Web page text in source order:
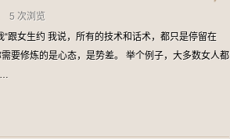
5 次浏览
跟女生约 我说，所有的技术和话术，都只是停留在
要修炼的是心态，是势差。 举个例子，大多数女人都